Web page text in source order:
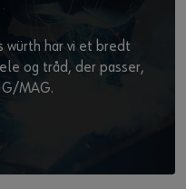
würth har vi et bredt
og tråd, der passer,
MAG.